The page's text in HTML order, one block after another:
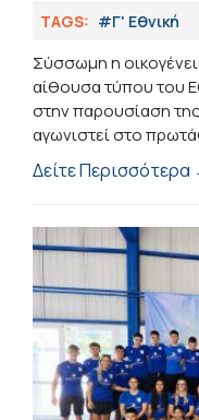
TAGS: #Γ' Εθνική
Σύσσωμη η
αίθουσα τύπου του
στην παρουσίαση
αγωνιστεί στο
Δείτε Περισσότερα